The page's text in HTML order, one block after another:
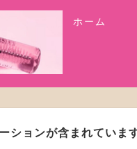
ホーム
ションが含まれていま